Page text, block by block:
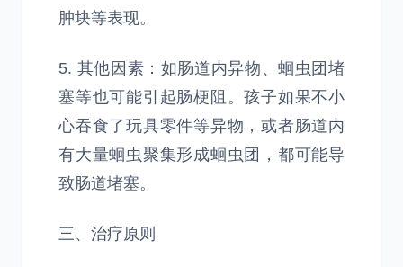
肿块等表现。
5. 其他因素：如肠道内异物、蛔虫团堵
塞等也可能引起肠梗阻。孩子如果不小
心吞食了玩具零件等异物，或者肠道内
有大量蛔虫聚集形成蛔虫团，都可能导
致肠道堵塞。
三、治疗原则